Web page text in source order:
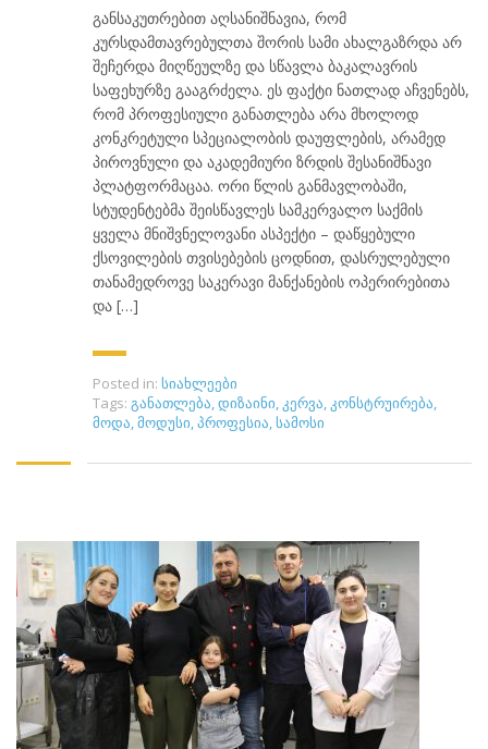
განსაკუთრებით აღსანიშნავია, რომ
კურსდამთავრებულთა შორის სამი ახალგაზრდა არ
შეჩერდა მიღწეულზე და სწავლა ბაკალავრის
საფეხურზე გააგრძელა. ეს ფაქტი ნათლად აჩვენებს,
რომ პროფესიული განათლება არა მხოლოდ
კონკრეტული სპეციალობის დაუფლების, არამედ
პიროვნული და აკადემიური ზრდის შესანიშნავი
პლატფორმაცაა. ორი წლის განმავლობაში,
სტუდენტებმა შეისწავლეს სამკერვალო საქმის
ყველა მნიშვნელოვანი ასპექტი – დაწყებული
ქსოვილების თვისებების ცოდნით, დასრულებული
თანამედროვე საკერავი მანქანების ოპერირებითა
და […]
Posted in: სიახლეები
Tags: განათლება დიზაინი კერვა კონსტრუირება
მოდა მოდუსი პროფესია სამოსი